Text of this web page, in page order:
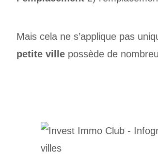
Mais cela ne s’applique pas
petite ville possède de